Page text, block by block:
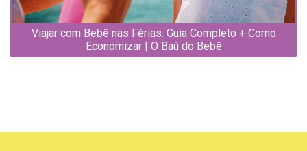
Viajar com Bebê nas Férias: Guia Completo + Como
Economizar | O Baú do Bebê